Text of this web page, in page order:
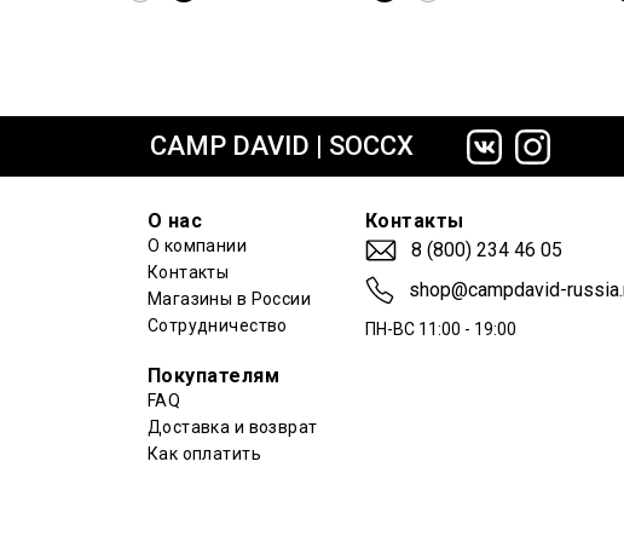
CAMP DAVID | SOCCX
О нас
О компании
Контакты
Магазины в России
Сотрудничество
Покупателям
FAQ
Доставка и возврат
Как оплатить
Контакты
8 (800) 234 46 05
shop@campdavid-
ПН-ВС 11:00 - 19:00